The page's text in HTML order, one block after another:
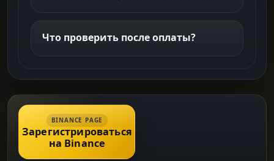
Что проверить после оплаты?
BINANCE PAGE
Зарегистрироваться
на Binance